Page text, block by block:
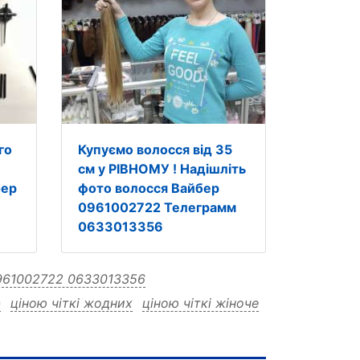
Купуємо волосся від 35
см у РІВНОМУ ! Надішліть
фото волосся Вайбер
0961002722 Телеграмм
0633013356
0633013356
ціною чіткі жодних ціною чіткі жіноче